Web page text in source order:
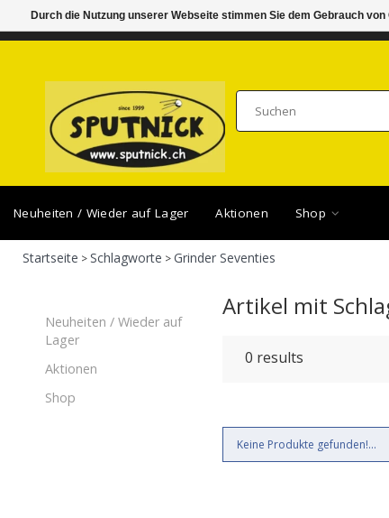
DI-FR 11.00 - 18.30, SA 10.00 - 16.00
Neuheiten / Wieder auf Lager Aktionen Shop
Startseite >Schlagworte >Grinder Seventies
Neuheiten / Wieder auf
Lager
Aktionen
Shop
Artikel mit
0 results
Keine Produkte gefunden!...
Durch die Nutzung unserer Webseite stimmen Sie dem Gebrauch